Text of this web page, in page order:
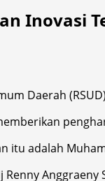
Inovasi
Daerah
adalah